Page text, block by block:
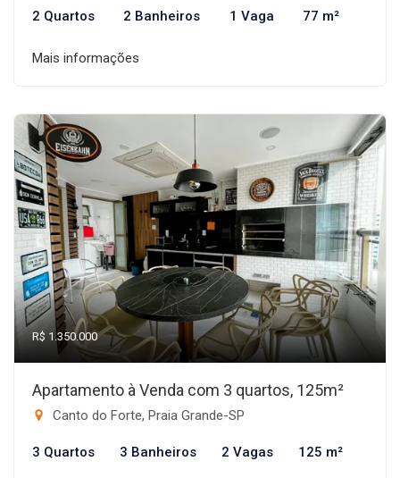
2 Quartos 2 Banheiros 1 Vaga 77 m²
Mais informações
R$ 1.350.000
Apartamento à Venda com 3 quartos, 125m²
Canto do Forte, Praia Grande-SP
3 Quartos 3 Banheiros 2 Vagas 125 m²